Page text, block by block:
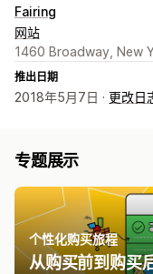
Fairing
网站
1460 Broadway, New
推出日期
2018年5月7日 · 更改日
专题展示
个性化购买旅程
从购买前到购买